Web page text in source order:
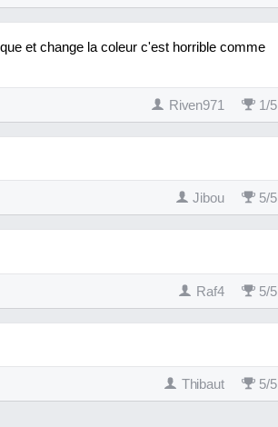
et change la coleur c'est horrible comme
Riven971 1/5
Jibou 5/5
Raf4 5/5
Thibaut 5/5